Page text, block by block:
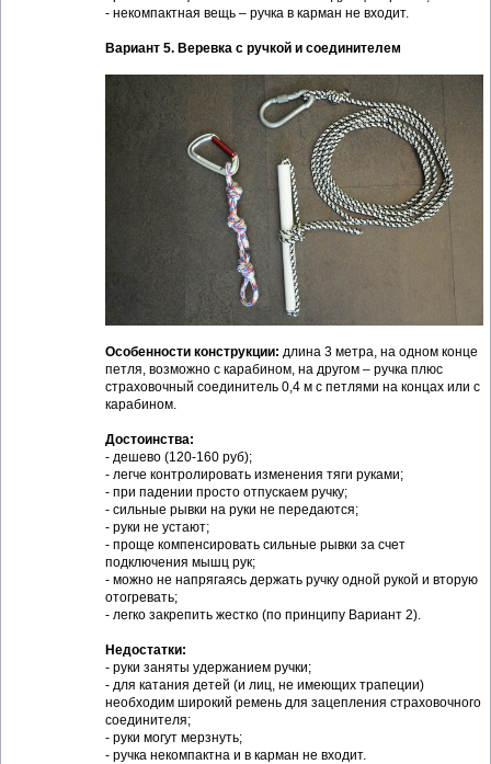
- некомпактная вещь – ручка в карман не входит.
Вариант 5. Веревка с ручкой и соединителем
Особенности конструкции: длина 3 метра, на одном конце
петля, возможно с карабином, на другом – ручка плюс
страховочный соединитель 0,4 м с петлями на концах или с
карабином.
Достоинства:
- дешево (120-160 руб);
- легче контролировать изменения тяги руками;
- при падении просто отпускаем ручку;
- сильные рывки на руки не передаются;
- руки не устают;
- проще компенсировать сильные рывки за счет
подключения мышц рук;
- можно не напрягаясь держать ручку одной рукой и вторую
отогревать;
- легко закрепить жестко (по принципу Вариант 2).
Недостатки:
- руки заняты удержанием ручки;
- для катания детей (и лиц, не имеющих трапеции)
необходим широкий ремень для зацепления страховочного
соединителя;
- руки могут мерзнуть;
- ручка некомпактна и в карман не входит.